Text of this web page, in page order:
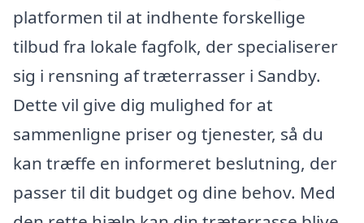
platformen til at indhente forskellige
tilbud fra lokale fagfolk, der specialiserer
sig i rensning af træterrasser i Sandby.
Dette vil give dig mulighed for at
sammenligne priser og tjenester, så du
kan træffe en informeret beslutning, der
passer til dit budget og dine behov. Med